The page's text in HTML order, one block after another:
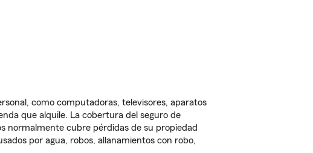
como computadoras, televisores, aparatos
que alquile. La cobertura del seguro de
normalmente cubre pérdidas de su propiedad
por agua, robos, allanamientos con robo,